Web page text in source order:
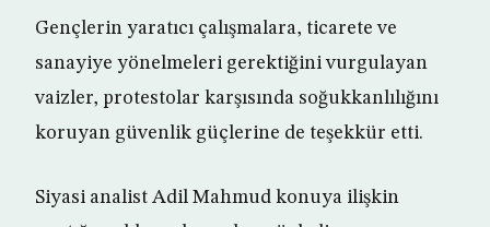
Gençlerin yaratıcı çalışmalara, ticarete ve
sanayiye yönelmeleri gerektiğini vurgulayan
vaizler, protestolar karşısında soğukkanlılığını
koruyan güvenlik güçlerine de teşekkür etti.
Siyasi analist Adil Mahmud konuya ilişkin